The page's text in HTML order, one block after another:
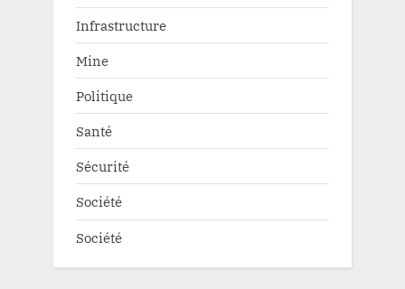
Infrastructure
Mine
Politique
Santé
Sécurité
Société
Société